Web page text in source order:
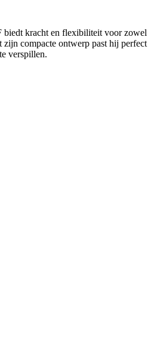
biedt kracht en flexibiliteit voor zowel
compacte ontwerp past hij perfect
verspillen.